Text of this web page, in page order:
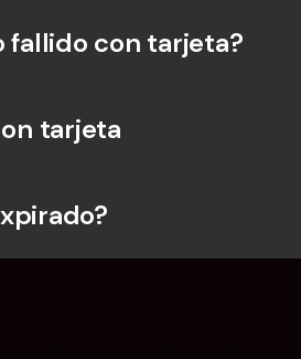
fallido con tarjeta?
tarjeta